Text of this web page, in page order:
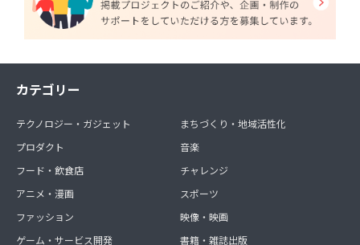
カテゴリー
テクノロジー・ガジェット
プロダクト
フード・飲食店
アニメ・漫画
ファッション
ゲーム・サービス開発
まちづくり・地域活性化
音楽
チャレンジ
スポーツ
映像・映画
書籍・雑誌出版